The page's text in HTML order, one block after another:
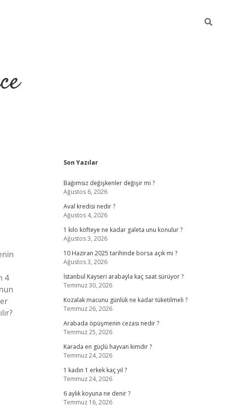
4
Sidebar
Son Yazılar
Bağımsız değişkenler değişir mi ?
Ağustos 6, 2026
Aval kredisi nedir ?
Ağustos 4, 2026
1 kilo köfteye ne kadar galeta unu konulur ?
Ağustos 3, 2026
10 Haziran 2025 tarihinde borsa açık mı ?
Ağustos 3, 2026
İstanbul Kayseri arabayla kaç saat sürüyor ?
Temmuz 30, 2026
Kozalak macunu günlük ne kadar tüketilmeli ?
Temmuz 26, 2026
Arabada öpüşmenin cezası nedir ?
Temmuz 25, 2026
Karada en güçlü hayvan kimdir ?
Temmuz 24, 2026
1 kadın 1 erkek kaç yıl ?
Temmuz 24, 2026
6 aylık koyuna ne denir ?
Temmuz 16, 2026